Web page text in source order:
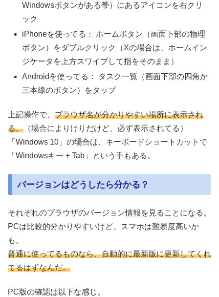
Windowsボタンがある帯）にあるアイコンを右クリ
ック
iPhoneを使ってる： ホームボタン（画面下部の物理
ボタン）をダブルクリック（Xの場合は、ホームイン
ジケータを上方スワイプして指をそのまま）
Androidを使ってる： タスク一覧（画面下部の四角か
三本線のボタン）をタップ
上記操作で、 ブラウザ名が分かりやすい場所に表示され
る。 （場合によりけりだけど、必ず表示されてる）
「Windows 10」の場合は、キーボードショートカットで
「Windowsキー + Tab」という手もある。
バージョンはどうしたら分かる？
それぞれのブラウザのバージョン情報を見ることになる。
PCは比較的分かりやすいけど、スマホは難易度高いか
も。
普通に使ってるものなら、自動的に最新版に更新してくれ
てるはずなんだ。
PC版の確認は以下な感じ。